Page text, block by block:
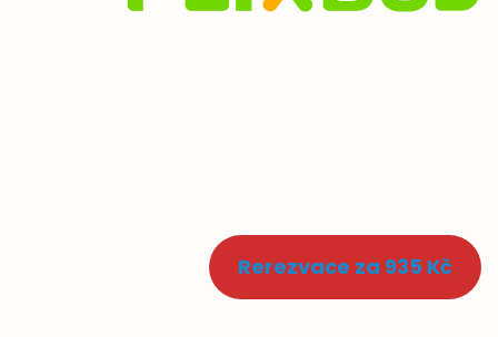
Rerezvace za 935 Kč